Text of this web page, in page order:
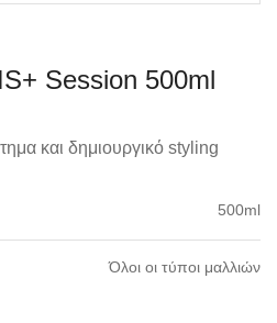
Session 500ml
και δημιουργικό styling
500ml
Όλοι οι τύποι μαλλιών